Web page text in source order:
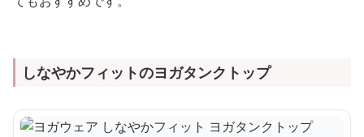
しなやかフィットのヨガタンクトップ